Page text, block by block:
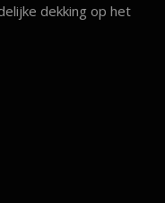
dekking op het